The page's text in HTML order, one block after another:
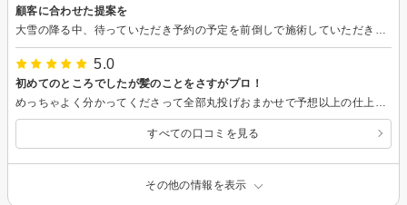
顧客に合わせた提案を
5.0
初めてのところでしたが髪のことをさすがプロ！
すべての口コミを見る
その他の情報を表示